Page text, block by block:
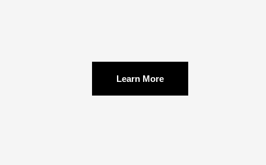
Learn More